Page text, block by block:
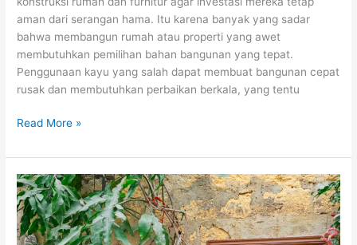
aman dari serangan hama. Itu karena banyak yang sadar
bahwa membangun rumah atau properti yang awet
membutuhkan pemilihan bahan bangunan yang tepat.
Penggunaan kayu yang salah dapat membuat bangunan cepat
rusak dan membutuhkan perbaikan berkala, yang tentu
Read More »
Panduan
Perawatan
Anti
Rayap